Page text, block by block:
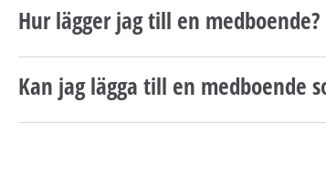
Hur lägger jag till en medboende?
Kan jag lägga till en medboende